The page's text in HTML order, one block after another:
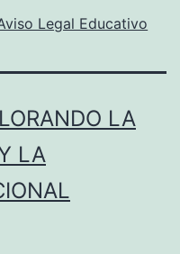
Legal Educativo
LA
LA